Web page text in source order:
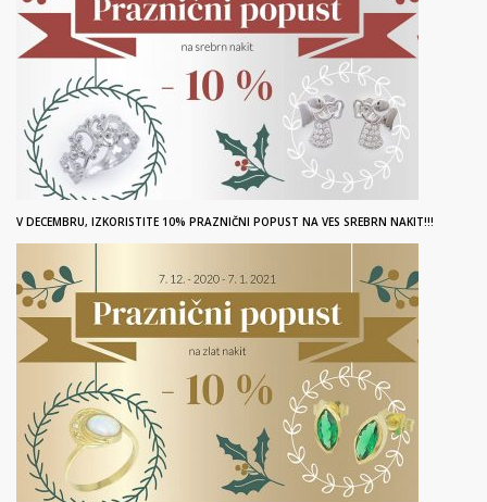
V DECEMBRU, IZKORISTITE 10% PRAZNIČNI POPUST NA VES SREBRN NAKIT!!!